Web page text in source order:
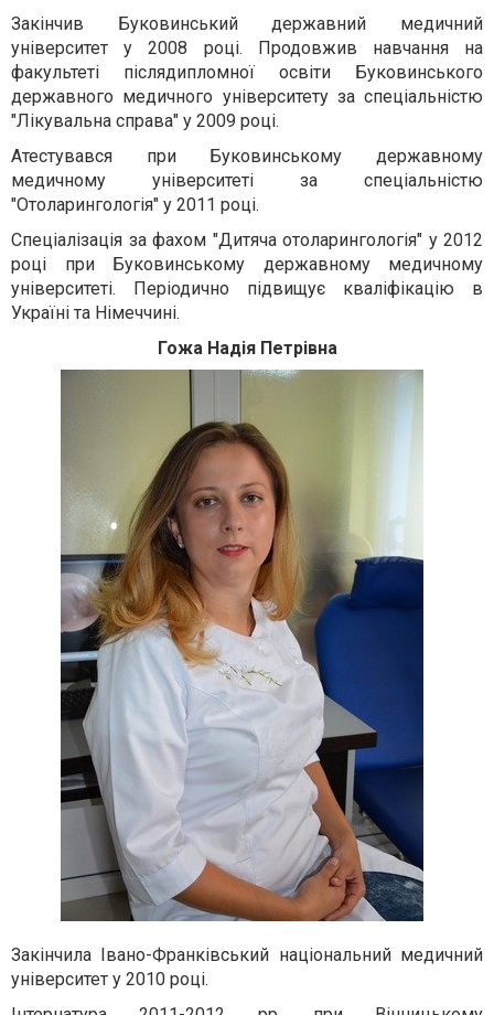
Закінчив Буковинський державний медичний
університет у 2008 році. Продовжив навчання на
факультеті післядипломної освіти Буковинського
державного медичного університету за спеціальністю
"Лікувальна справа" у 2009 році.
Атестувався при Буковинському державному
медичному університеті за спеціальністю
"Отоларингологія" у 2011 році.
Спеціалізація за фахом "Дитяча отоларингологія" у 2012
році при Буковинському державному медичному
університеті. Періодично підвищує кваліфікацію в
Україні та Німеччині.
Гожа Надія Петрівна
Закінчила Івано-Франківський національний медичний
університет у 2010 році.